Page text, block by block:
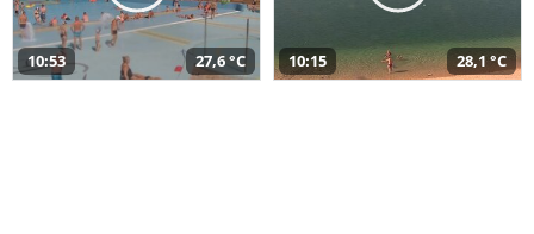
10:53 27,6 °C 10:15 28,1 °C